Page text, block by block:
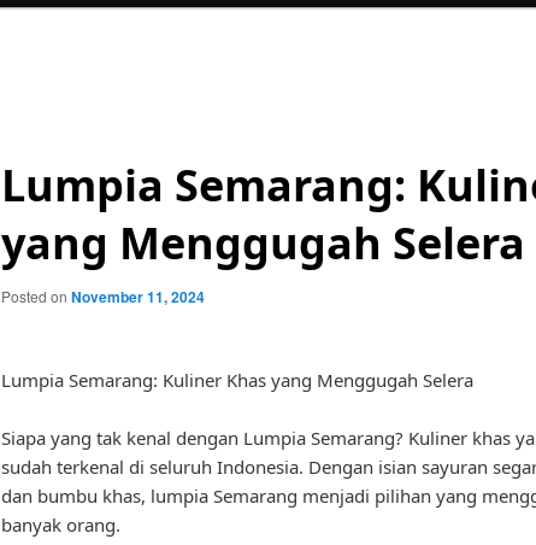
Lumpia Semarang:
yang Menggugah Selera
Posted on November 11, 2024
Lumpia Semarang: Kuliner Khas yang Menggugah Selera
Siapa yang tak kenal dengan Lumpia Semarang? Kuliner khas
sudah terkenal di seluruh Indonesia. Dengan isian sayuran
dan bumbu khas, lumpia Semarang menjadi pilihan yang
banyak orang.